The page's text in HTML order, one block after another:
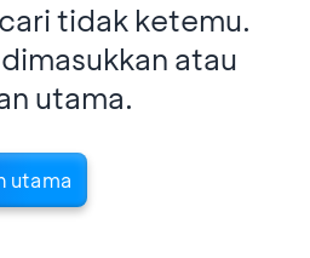
tidak ketemu.
atau
utama.
utama